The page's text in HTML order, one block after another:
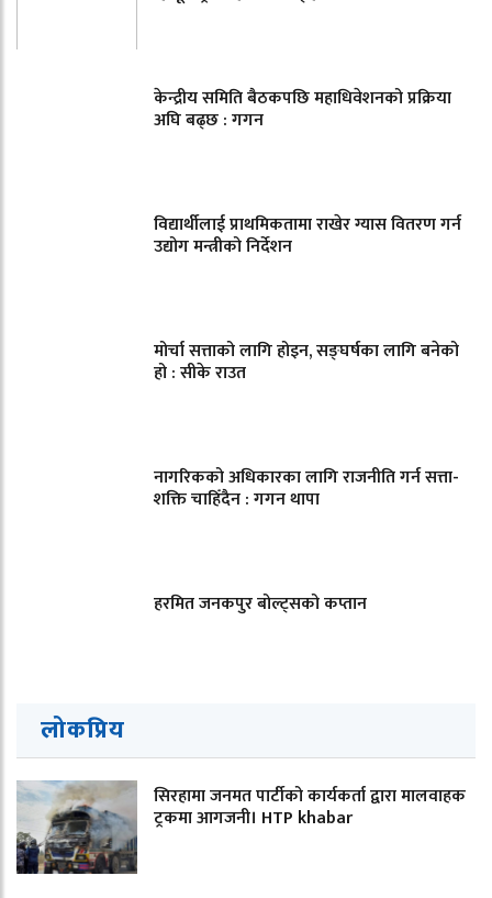
केन्द्रीय समिति बैठकपछि महाधिवेशनको प्रक्रिया
अघि बढ्छ : गगन
विद्यार्थीलाई प्राथमिकतामा राखेर ग्यास वितरण गर्न
उद्योग मन्त्रीको निर्देशन
मोर्चा सत्ताको लागि होइन, सङ्घर्षका लागि बनेको
हो : सीके राउत
नागरिकको अधिकारका लागि राजनीति गर्न सत्ता-
शक्ति चाहिँदैन : गगन थापा
हरमित जनकपुर बोल्ट्सको कप्तान
लोकप्रिय
सिरहामा जनमत पार्टीको कार्यकर्ता द्वारा मालवाहक
ट्रकमा आगजनी। HTP khabar